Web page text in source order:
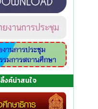
ลิ้งค์น่าสนใจ